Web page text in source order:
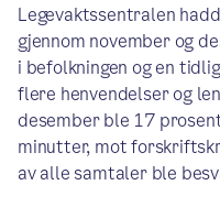
Legevaktssentralen
gjennom november og
i befolkningen og en
flere henvendelser og
desember ble 17
minutter, mot
av alle samtaler ble